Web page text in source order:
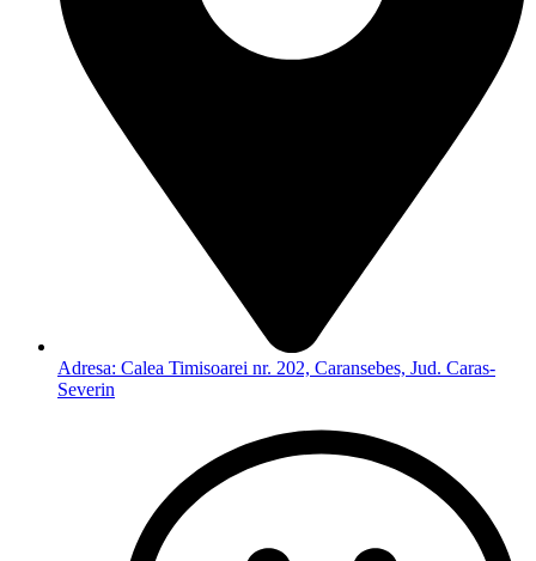
Adresa: Calea Timisoarei nr. 202, Caransebes, Jud. Caras-
Severin